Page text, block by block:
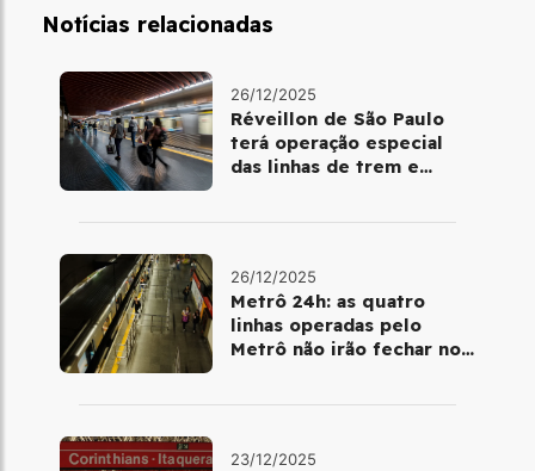
Notícias relacionadas
26/12/2025
Réveillon de São Paulo
terá operação especial
das linhas de trem e
26/12/2025
Metrô 24h: as quatro
linhas operadas pelo
Metrô não irão fechar no
23/12/2025